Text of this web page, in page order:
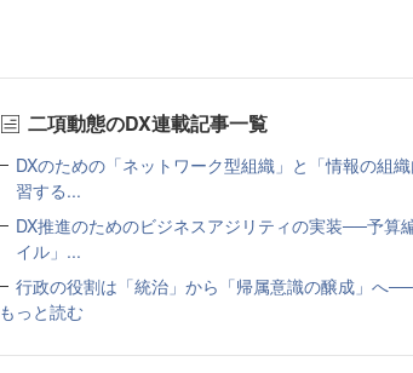
二項動態のDX連載記事一覧
DXのための「ネットワーク型組織」と「情報の組
習する...
DX推進のためのビジネスアジリティの実装──予算
イル」...
行政の役割は「統治」から「帰属意識の醸成」へ
もっと読む